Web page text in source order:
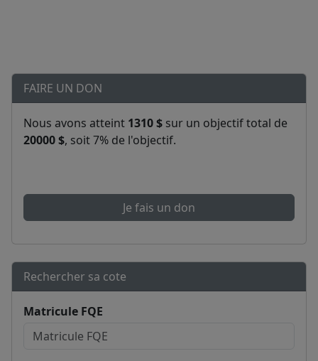
FAIRE UN DON
Nous avons atteint 1310 $ sur un objectif total de
20000 $, soit 7% de l'objectif.
Je fais un don
Rechercher sa cote
Matricule FQE